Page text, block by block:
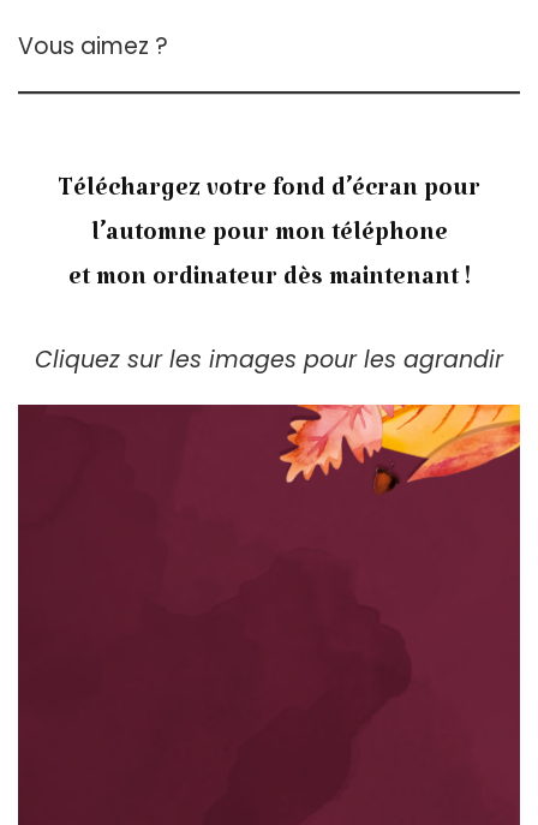
Vous aimez ?
Téléchargez votre fond d’écran pour
l’automne pour mon téléphone
et mon ordinateur dès maintenant !
Cliquez sur les images pour les agrandir